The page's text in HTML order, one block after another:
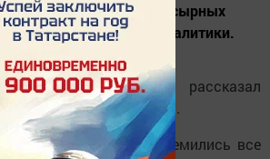
а объем потребления сырных
на 25,5%, сообщают аналитики.
поспособствовало, рассказал
ГД Айрат Хайруллин.
мы как раз и стремились все